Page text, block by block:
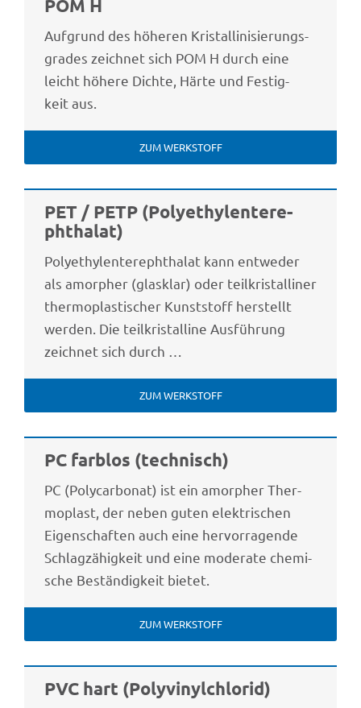
POM H
Aufgrund des höhe­ren Kris­tal­li­ni­sie­rungs­
gra­des zeich­net sich POM H durch eine
leicht höhere Dichte, Härte und Festig­
keit aus.
ZUM WERK­STOFF
PET / PETP (Poly­ethy­len­te­re­
phtha­lat)
Poly­ethy­len­te­re­phtha­lat kann entwe­der
als amor­pher (glas­klar) oder teil­kris­tal­li­ner
ther­mo­plas­ti­scher Kunst­stoff herstellt
werden. Die teil­kris­tal­line Ausfüh­rung
zeich­net sich durch …
ZUM WERK­STOFF
PC farb­los (tech­nisch)
PC (Poly­car­bo­nat) ist ein amor­pher Ther­
mo­plast, der neben guten elek­tri­schen
Eigen­schaf­ten auch eine hervor­ra­gende
Schlag­zä­hig­keit und eine mode­rate chemi­
sche Bestän­dig­keit bietet.
ZUM WERK­STOFF
PVC hart (Poly­vi­nyl­chlo­rid)